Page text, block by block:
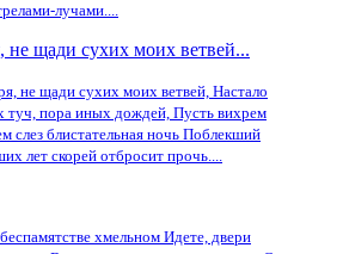
лучами....
не щади сухих моих ветвей...
не щади сухих моих ветвей, Настало
туч, пора иных дождей, Пусть вихрем
слез блистательная ночь Поблекший
лет скорей отбросит прочь....
хмельном Идете, двери